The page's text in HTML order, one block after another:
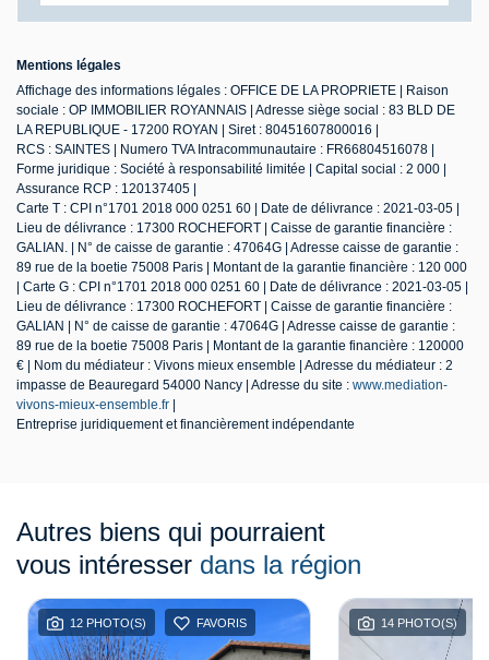
Mentions légales
Affichage des informations légales : OFFICE DE LA PROPRIETE | Raison
sociale : OP IMMOBILIER ROYANNAIS | Adresse siège social : 83 BLD DE
LA REPUBLIQUE - 17200 ROYAN | Siret : 80451607800016 |
RCS : SAINTES | Numero TVA Intracommunautaire : FR66804516078 |
Forme juridique : Société à responsabilité limitée | Capital social : 2 000 |
Assurance RCP : 120137405 |
Carte T : CPI n°1701 2018 000 0251 60 | Date de délivrance : 2021-03-05 |
Lieu de délivrance : 17300 ROCHEFORT | Caisse de garantie financière :
GALIAN. | N° de caisse de garantie : 47064G | Adresse caisse de garantie :
89 rue de la boetie 75008 Paris | Montant de la garantie financière : 120 000
| Carte G : CPI n°1701 2018 000 0251 60 | Date de délivrance : 2021-03-05 |
Lieu de délivrance : 17300 ROCHEFORT | Caisse de garantie financière :
GALIAN | N° de caisse de garantie : 47064G | Adresse caisse de garantie :
89 rue de la boetie 75008 Paris | Montant de la garantie financière : 120000
€ | Nom du médiateur : Vivons mieux ensemble | Adresse du médiateur : 2
impasse de Beauregard 54000 Nancy | Adresse du site : www.mediation-
vivons-mieux-ensemble.fr
Entreprise juridiquement et financièrement indépendante
Autres biens qui pourraient
vous intéresser dans la région
12 PHOTO(S) FAVORIS 14 PHOTO(S)